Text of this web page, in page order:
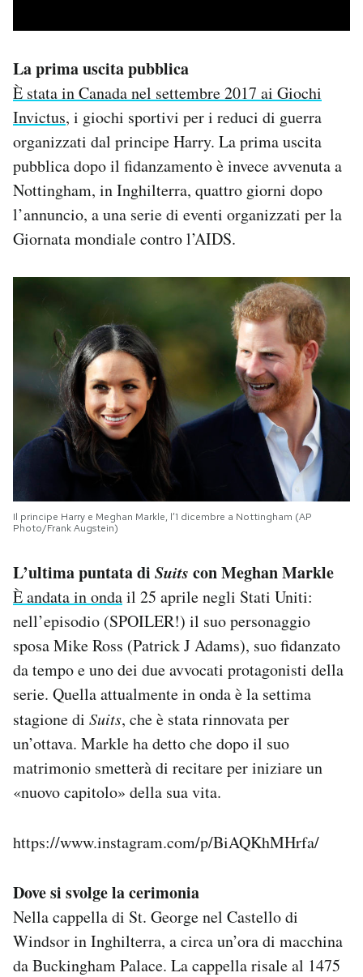
La prima uscita pubblica
È stata in Canada nel settembre 2017 ai Giochi
Invictus, i giochi sportivi per i reduci di guerra
organizzati dal principe Harry. La prima uscita
pubblica dopo il fidanzamento è invece avvenuta a
Nottingham, in Inghilterra, quattro giorni dopo
l’annuncio, a una serie di eventi organizzati per la
Giornata mondiale contro l’AIDS.
Il principe Harry e Meghan Markle, l’1 dicembre a Nottingham (AP
Photo/Frank Augstein)
L’ultima puntata di Suits con Meghan Markle
È andata in ondail 25 aprile negli Stati Uniti:
nell’episodio (SPOILER!) il suo personaggio
sposa Mike Ross (Patrick J Adams), suo fidanzato
da tempo e uno dei due avvocati protagonisti della
serie. Quella attualmente in onda è la settima
stagione di Suits, che è stata rinnovata per
un’ottava. Markle ha detto che dopo il suo
matrimonio smetterà di recitare per iniziare un
«nuovo capitolo» della sua vita.
https://www.instagram.com/p/BiAQKhMHrfa/
Dove si svolge la cerimonia
Nella cappella di St. George nel Castello di
Windsor in Inghilterra, a circa un’ora di macchina
da Buckingham Palace. La cappella risale al 1475